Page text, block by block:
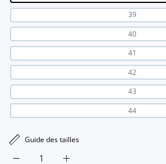
39
40
41
42
43
44
Guide des tailles